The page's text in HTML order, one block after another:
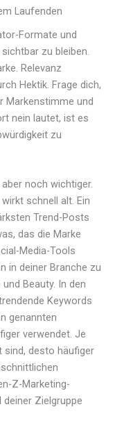
Laufenden
Formate und
zu bleiben.
Relevanz
Hektik. Frage dich,
Markenstimme und
nein lautet, ist es
zu
noch wichtiger.
schnell alt. Ein
Trend-Posts
das die Marke
Media-Tools
in deiner Branche zu
Beauty. In den
Keywords
genannten
verwendet. Je
sind, desto häufiger
Z-Marketing-
Zielgruppe